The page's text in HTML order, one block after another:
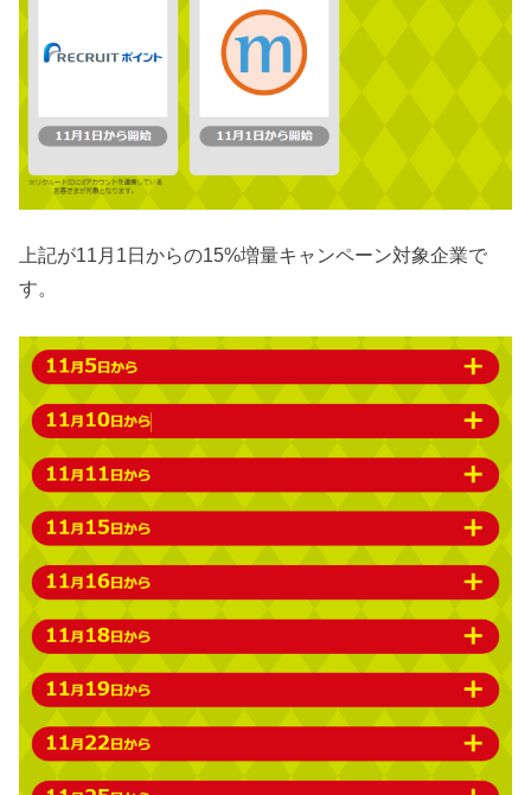
上記が11月1日からの15%増量キャンペーン対象企業で
す。